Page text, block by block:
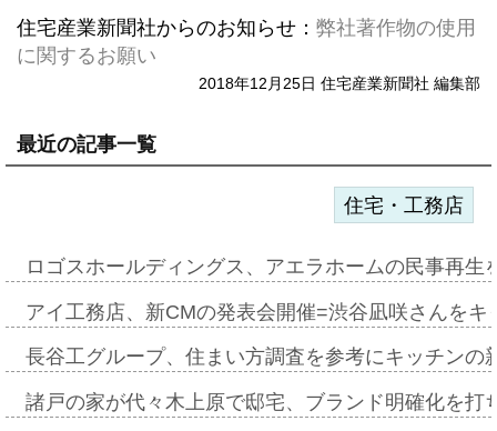
住宅産業新聞社からのお知らせ： 弊社著作物の使用
に関するお願い
2018年12月25日 住宅産業新聞社 編集部
最近の記事一覧
住宅・工務店
ロゴスホールディングス、アエラホームの民事再
アイ工務店、新CMの発表会開催=渋谷凪咲さんを
長谷工グループ、住まい方調査を参考にキッチン
諸戸の家が代々木上原で邸宅、ブランド明確化を